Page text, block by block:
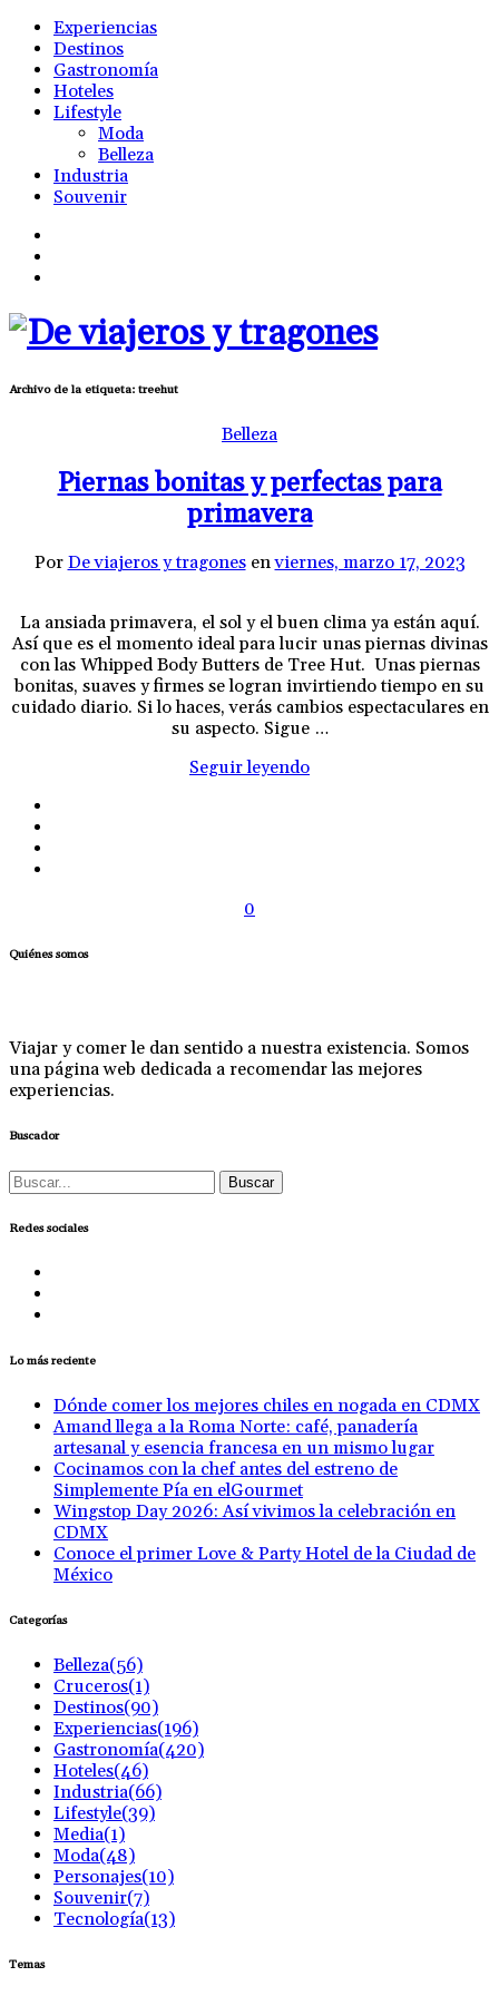
Experiencias
Destinos
Gastronomía
Hoteles
Lifestyle
Moda
Belleza
Industria
Souvenir
Archivo de la etiqueta: treehut
Belleza
Piernas bonitas y perfectas para
primavera
Por De viajeros y tragones enviernes, marzo 17, 2023
La ansiada primavera, el sol y el buen clima ya están aquí.
Así que es el momento ideal para lucir unas piernas divinas
con las Whipped Body Butters de Tree Hut. Unas piernas
bonitas, suaves y firmes se logran invirtiendo tiempo en su
cuidado diario. Si lo haces, verás cambios espectaculares en
su aspecto. Sigue …
Seguir leyendo
0
Quiénes somos
Viajar y comer le dan sentido a nuestra existencia. Somos
una página web dedicada a recomendar las mejores
experiencias.
Buscador
Buscar:
Redes sociales
Lo más reciente
Dónde comer los mejores chiles en nogada en CDMX
Amand llega a la Roma Norte: café, panadería
artesanal y esencia francesa en un mismo lugar
Cocinamos con la chef antes del estreno de
Simplemente Pía en elGourmet
Wingstop Day 2026: Así vivimos la celebración en
CDMX
Conoce el primer Love & Party Hotel de la Ciudad de
México
Categorías
Belleza(56)
Cruceros(1)
Destinos(90)
Experiencias(196)
Gastronomía(420)
Hoteles(46)
Industria(66)
Lifestyle(39)
Media(1)
Moda(48)
Personajes(10)
Souvenir(7)
Tecnología(13)
Temas